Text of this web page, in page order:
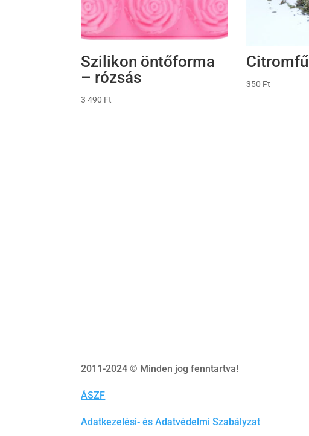
Szilikon öntőforma
– rózsás
3 490 Ft
Citromfű
350 Ft
2011-2024 © Minden jog fenntartva!
ÁSZF
Adatkezelési- és Adatvédelmi Szabályzat